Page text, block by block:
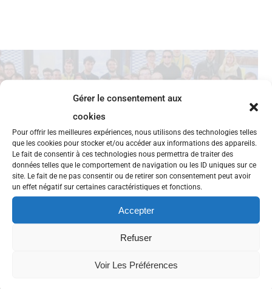
Gérer le consentement aux
cookies
Pour offrir les meilleures expériences, nous utilisons des technologies telles
que les cookies pour stocker et/ou accéder aux informations des appareils.
Le fait de consentir à ces technologies nous permettra de traiter des
données telles que le comportement de navigation ou les ID uniques sur ce
site. Le fait de ne pas consentir ou de retirer son consentement peut avoir
un effet négatif sur certaines caractéristiques et fonctions.
Accepter
Refuser
Voir Les Préférences